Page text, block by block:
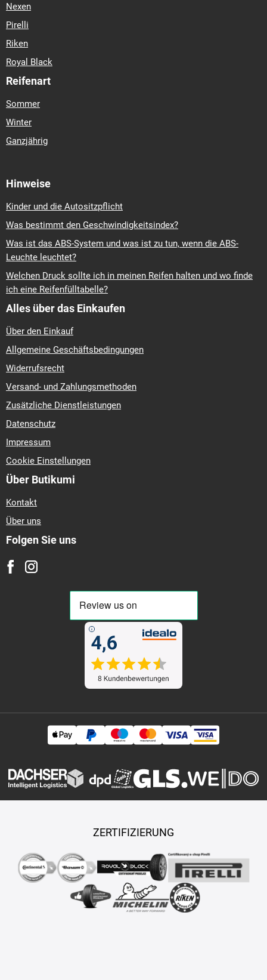
Nexen
Pirelli
Riken
Royal Black
Reifenart
Sommer
Winter
Ganzjährig
Hinweise
Kinder und die Autositzpflicht
Was bestimmt den Geschwindigkeitsindex?
Was ist das ABS-System und was ist zu tun, wenn die ABS-
Leuchte leuchtet?
Welchen Druck sollte ich in meinen Reifen halten und wo finde
ich eine Reifenfülltabelle?
Alles über das Einkaufen
Über den Einkauf
Allgemeine Geschäftsbedingungen
Widerrufsrecht
Versand- und Zahlungsmethoden
Zusätzliche Dienstleistungen
Datenschutz
Impressum
Cookie Einstellungen
Über Butikumi
Kontakt
Über uns
Folgen Sie uns
ZERTIFIZIERUNG